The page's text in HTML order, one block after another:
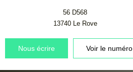
56 D568
13740 Le Rove
Nous écrire Voir le numéro